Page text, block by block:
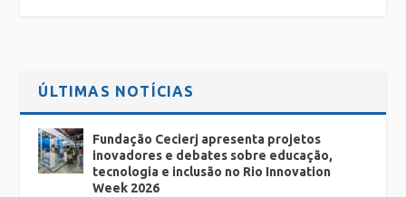
ÚLTIMAS NOTÍCIAS
Fundação Cecierj apresenta projetos
inovadores e debates sobre educação,
tecnologia e inclusão no Rio Innovation
Week 2026